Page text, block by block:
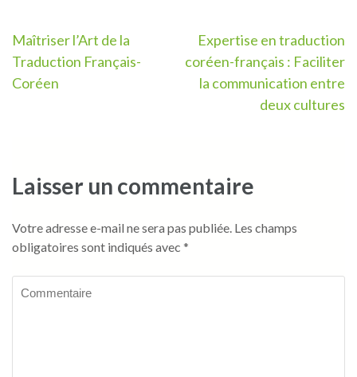
Navigation
de
Maîtriser l’Art de la
Traduction Français-
Coréen
Expertise en traduction
coréen-français : Faciliter
la communication entre
deux cultures
Laisser un commentaire
Votre adresse e-mail ne sera pas publiée. Les champs
obligatoires sont indiqués avec *